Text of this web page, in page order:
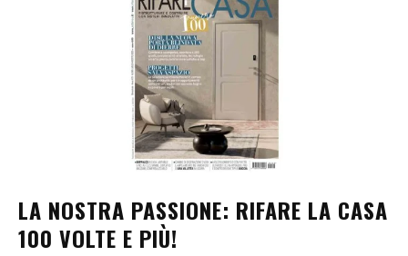
LA NOSTRA PASSIONE: RIFARE LA CASA
100 VOLTE E PIÙ!